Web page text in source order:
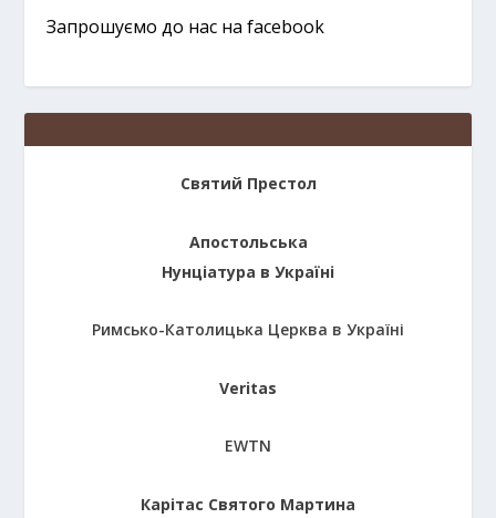
Запрошуємо до нас на facebook
Святий Престол
Апостольська
Нунціатура в Україні
Римсько-Католицька Церква в Україні
Veritas
EWTN
Карітас Святого Мартина